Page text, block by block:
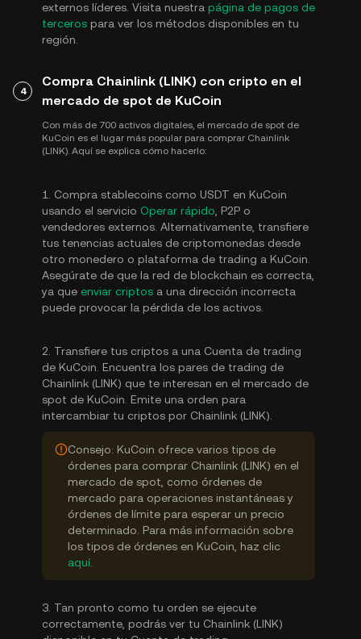
externos líderes. Visita nuestra página de pagos de
terceros para ver los métodos disponibles en tu
región.
4
Compra Chainlink (LINK) con cripto en el
mercado de spot de KuCoin
Con más de 700 activos digitales, el mercado de spot de
KuCoin es el lugar más popular para comprar Chainlink
(LINK). Aquí se explica cómo hacerlo:
1. Compra stablecoins como USDT en KuCoin
usando el servicio Operar rápido, P2P o
vendedores externos. Alternativamente, transfiere
tus tenencias actuales de criptomonedas desde
otro monedero o plataforma de trading a KuCoin.
Asegúrate de que la red de blockchain es correcta,
ya que enviar criptos a una dirección incorrecta
puede provocar la pérdida de los activos.
2. Transfiere tus criptos a una Cuenta de trading
de KuCoin. Encuentra los pares de trading de
Chainlink (LINK) que te interesan en el mercado de
spot de KuCoin. Emite una orden para
intercambiar tu criptos por Chainlink (LINK).
Consejo: KuCoin ofrece varios tipos de
órdenes para comprar Chainlink (LINK) en el
mercado de spot, como órdenes de
mercado para operaciones instantáneas y
órdenes de límite para esperar un precio
determinado. Para más información sobre
los tipos de órdenes en KuCoin, haz clic
aquí.
3. Tan pronto como tu orden se ejecute
correctamente, podrás ver tu Chainlink (LINK)